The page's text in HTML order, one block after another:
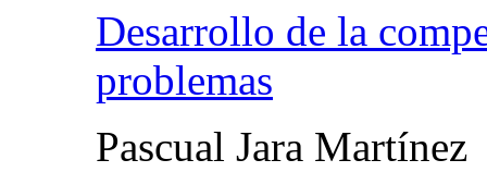
Desarrollo de la
problemas
Pascual Jara Martínez